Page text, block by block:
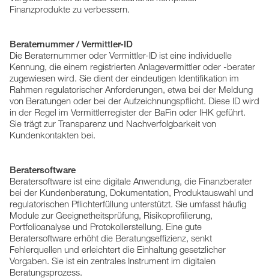
Finanzprodukte zu verbessern.
Beraternummer / Vermittler-ID
Die Beraternummer oder Vermittler-ID ist eine individuelle
Kennung, die einem registrierten Anlagevermittler oder -berater
zugewiesen wird. Sie dient der eindeutigen Identifikation im
Rahmen regulatorischer Anforderungen, etwa bei der Meldung
von Beratungen oder bei der Aufzeichnungspflicht. Diese ID wird
in der Regel im Vermittlerregister der BaFin oder IHK geführt.
Sie trägt zur Transparenz und Nachverfolgbarkeit von
Kundenkontakten bei.
Beratersoftware
Beratersoftware ist eine digitale Anwendung, die Finanzberater
bei der Kundenberatung, Dokumentation, Produktauswahl und
regulatorischen Pflichterfüllung unterstützt. Sie umfasst häufig
Module zur Geeignetheitsprüfung, Risikoprofilierung,
Portfolioanalyse und Protokollerstellung. Eine gute
Beratersoftware erhöht die Beratungseffizienz, senkt
Fehlerquellen und erleichtert die Einhaltung gesetzlicher
Vorgaben. Sie ist ein zentrales Instrument im digitalen
Beratungsprozess.